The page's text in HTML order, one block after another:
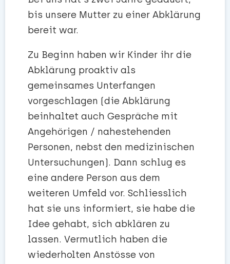
bis unsere Mutter zu einer Abklärung
bereit war.
Zu Beginn haben wir Kinder ihr die
Abklärung proaktiv als
gemeinsames Unterfangen
vorgeschlagen (die Abklärung
beinhaltet auch Gespräche mit
Angehörigen / nahestehenden
Personen, nebst den medizinischen
Untersuchungen). Dann schlug es
eine andere Person aus dem
weiteren Umfeld vor. Schliesslich
hat sie uns informiert, sie habe die
Idee gehabt, sich abklären zu
lassen. Vermutlich haben die
wiederholten Anstösse von